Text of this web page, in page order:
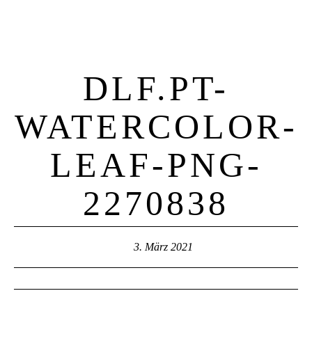
DLF.PT-
WATERCOLOR-
LEAF-PNG-
2270838
3. März 2021